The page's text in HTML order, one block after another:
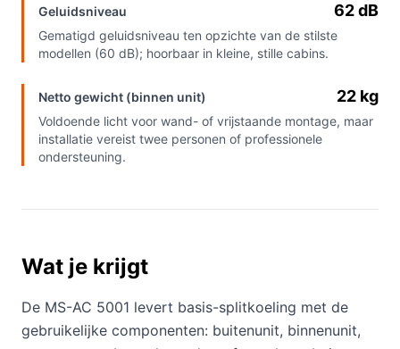
Geluidsniveau 62 dB
Gematigd geluidsniveau ten opzichte van de stilste
modellen (60 dB); hoorbaar in kleine, stille cabins.
Netto gewicht (binnen unit) 22 kg
Voldoende licht voor wand- of vrijstaande montage, maar
installatie vereist twee personen of professionele
ondersteuning.
Wat je krijgt
De MS-AC 5001 levert basis-splitkoeling met de
gebruikelijke componenten: buitenunit, binnenunit,